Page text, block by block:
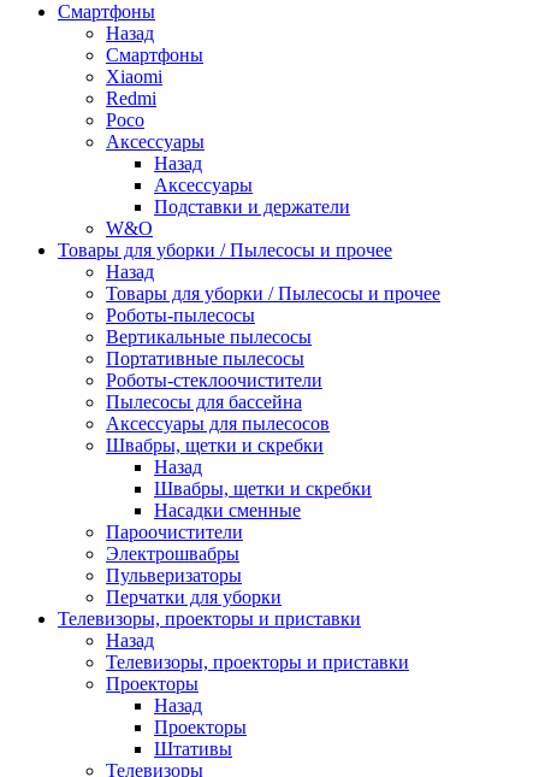
Смартфоны
Назад
Смартфоны
Xiaomi
Redmi
Poco
Аксессуары
Назад
Аксессуары
Подставки и держатели
W&O
Товары для уборки / Пылесосы и прочее
Назад
Товары для уборки / Пылесосы и прочее
Роботы-пылесосы
Вертикальные пылесосы
Портативные пылесосы
Роботы-стеклоочистители
Пылесосы для бассейна
Аксессуары для пылесосов
Швабры, щетки и скребки
Назад
Швабры, щетки и скребки
Насадки сменные
Пароочистители
Электрошвабры
Пульверизаторы
Перчатки для уборки
Телевизоры, проекторы и приставки
Назад
Телевизоры, проекторы и приставки
Проекторы
Назад
Проекторы
Штативы
Телевизоры